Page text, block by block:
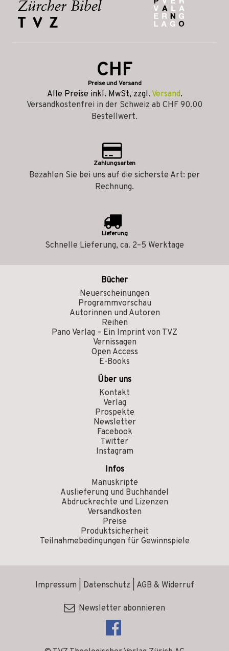
CHF
Preise und Versand
Alle Preise inkl. MwSt, zzgl. Versand.
Versandkostenfrei in der Schweiz ab CHF 90.00
Bestellwert.
Zahlungsarten
Bezahlen Sie bei uns auf die sicherste Art: per
Rechnung.
Lieferung
Schnelle Lieferung, ca. 2–5 Werktage
Bücher
Neuerscheinungen
Programmvorschau
Autorinnen und Autoren
Reihen
Pano Verlag – Ein Imprint von TVZ
Vernissagen
Open Access
E-Books
Über uns
Kontakt
Verlag
Prospekte
Newsletter
Facebook
Twitter
Instagram
Infos
Manuskripte
Auslieferung und Buchhandel
Abdruckrechte und Lizenzen
Versandkosten
Preise
Produktsicherheit
Teilnahmebedingungen für Gewinnspiele
Impressum Datenschutz AGB & Widerruf
Newsletter abonnieren